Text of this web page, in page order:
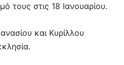
τους στις 18 Ιανουαρίου.
και Κυρίλλου